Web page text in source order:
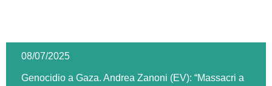
08/07/2025
Genocidio a Gaza. Andrea Zanoni (EV): “Massacri a